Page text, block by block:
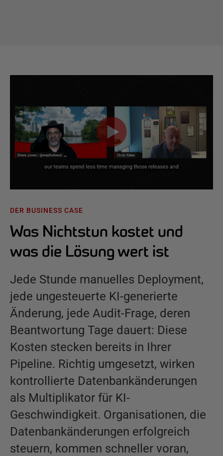
DER BUSINESS CASE
Was Nichtstun kostet und
was die Lösung wert ist
Jede Stunde manuelles Deployment,
jede ungesteuerte KI-generierte
Änderung, jede Audit-Frage, deren
Beantwortung Tage dauert: Diese
Kosten stecken bereits in Ihrer
Pipeline. Richtig umgesetzt, wirken
kontrollierte Datenbankänderungen
als Multiplikator für KI-
Geschwindigkeit. Organisationen, die
Datenbankänderungen erfolgreich
steuern, kommen schneller voran,